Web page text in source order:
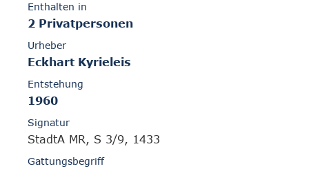
Enthalten in
2 Privatpersonen
Urheber
Eckhart Kyrieleis
Entstehung
1960
Signatur
StadtA MR, S 3/9, 1433
Gattungsbegriff